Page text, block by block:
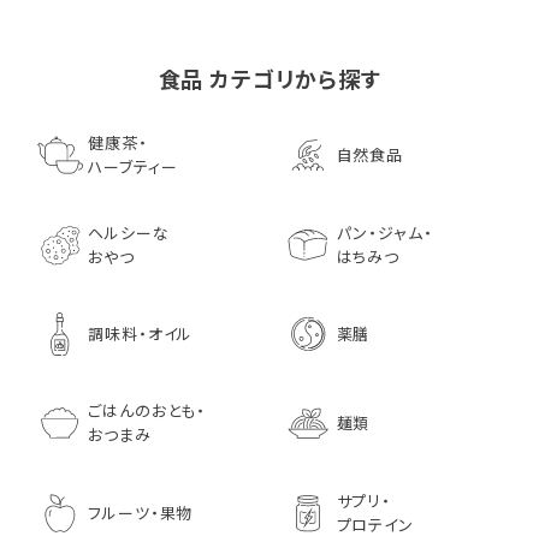
ールド）140ｇ 調味料 粒
マスタード
鰹節 食べる削り節
70g× 10袋セット おつま
75g（50袋）
1,296
食品 カテゴリから探す
健康茶・
ハーブティー
自然食品
ヘルシーな
おやつ
パン・ジャム・
はちみつ
調味料・オイル 薬膳
ごはんのおとも・
おつまみ
麺類
フルーツ・果物
サプリ・
プロテイン